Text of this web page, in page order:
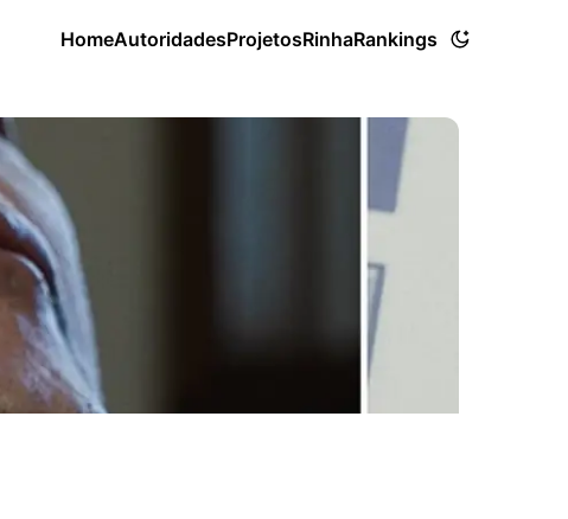
HomeAutoridadesProjetosRinhaRankings